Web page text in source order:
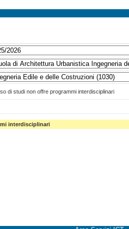
di studi non offre programmi interdisciplinari
interdisciplinari